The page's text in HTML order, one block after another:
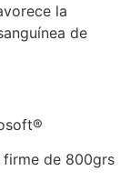
la
de
de 800grs